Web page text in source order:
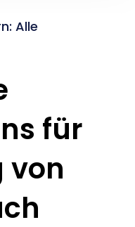
Alle
für
von